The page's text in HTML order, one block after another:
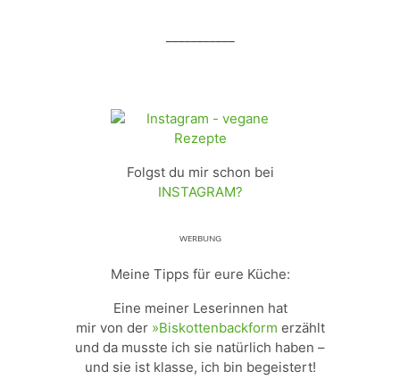
Folgst du mir schon bei
INSTAGRAM?
ᵂᴱᴿᴮᵁᴺᴳ
Meine Tipps für eure Küche:
Eine meiner Leserinnen hat
mir von der »Biskottenbackform erzählt
und da musste ich sie natürlich haben –
und sie ist klasse, ich bin begeistert!